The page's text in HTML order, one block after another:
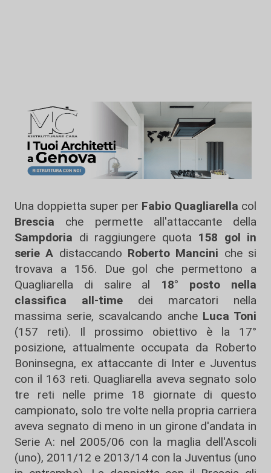
Una doppietta super per Fabio Quagliarella col
Brescia che permette all'attaccante della
Sampdoria di raggiungere quota 158 gol in
serie A distaccando Roberto Mancini che si
trovava a 156. Due gol che permettono a
Quagliarella di salire al 18° posto nella
classifica all-time dei marcatori nella
massima serie, scavalcando anche Luca Toni
(157 reti). Il prossimo obiettivo è la 17°
posizione, attualmente occupata da Roberto
Boninsegna, ex attaccante di Inter e Juventus
con il 163 reti. Quagliarella aveva segnato solo
tre reti nelle prime 18 giornate di questo
campionato, solo tre volte nella propria carriera
aveva segnato di meno in un girone d'andata in
Serie A: nel 2005/06 con la maglia dell'Ascoli
(uno), 2011/12 e 2013/14 con la Juventus (uno